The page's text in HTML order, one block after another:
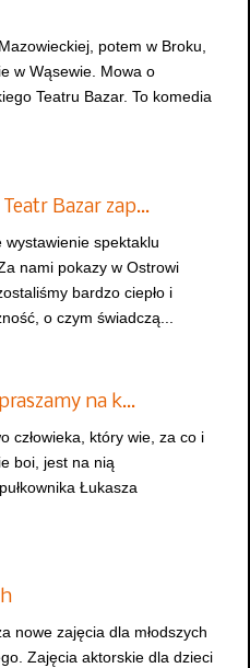
potem w Broku,
w Wąsewie. Mowa o
Teatru Bazar. To komedia
Bazar zap…
spektaklu
nami pokazy w Ostrowi
bardzo ciepło i
o czym świadczą...
na k…
człowieka, który wie, za co i
boi, jest na nią
Łukasza
nowe zajęcia dla młodszych
Zajęcia aktorskie dla dzieci